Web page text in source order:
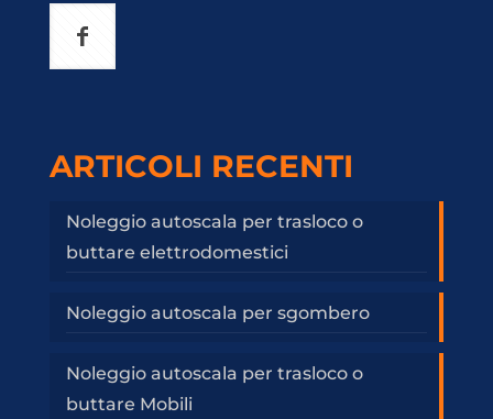
ARTICOLI RECENTI
Noleggio autoscala per trasloco o
buttare elettrodomestici
Noleggio autoscala per sgombero
Noleggio autoscala per trasloco o
buttare Mobili